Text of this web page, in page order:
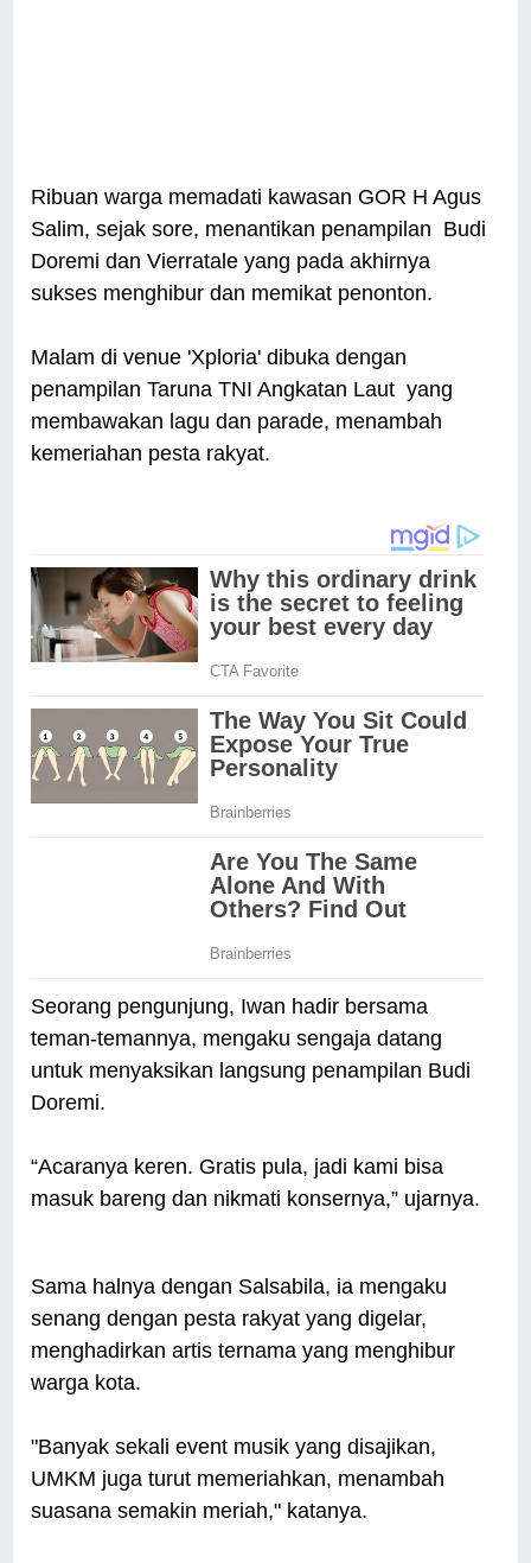
Ribuan warga memadati kawasan GOR H Agus
Salim, sejak sore, menantikan penampilan Budi
Doremi dan Vierratale yang pada akhirnya
sukses menghibur dan memikat penonton.
Malam di venue 'Xploria' dibuka dengan
penampilan Taruna TNI Angkatan Laut yang
membawakan lagu dan parade, menambah
kemeriahan pesta rakyat.
Seorang pengunjung, Iwan hadir bersama
teman-temannya, mengaku sengaja datang
untuk menyaksikan langsung penampilan Budi
Doremi.
“Acaranya keren. Gratis pula, jadi kami bisa
masuk bareng dan nikmati konsernya,” ujarnya.
Sama halnya dengan Salsabila, ia mengaku
senang dengan pesta rakyat yang digelar,
menghadirkan artis ternama yang menghibur
warga kota.
"Banyak sekali event musik yang disajikan,
UMKM juga turut memeriahkan, menambah
suasana semakin meriah," katanya.